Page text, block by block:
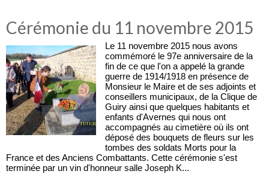
Cérémonie du 11 novembre 2015
Le 11 novembre 2015 nous avons
commémoré le 97e anniversaire de la
fin de ce que l'on a appelé la grande
guerre de 1914/1918 en présence de
Monsieur le Maire et de ses adjoints et
conseillers municipaux, de la Clique de
Guiry ainsi que quelques habitants et
enfants d'Avernes qui nous ont
accompagnés au cimetière où ils ont
déposé des bouquets de fleurs sur les
tombes des soldats Morts pour la
France et des Anciens Combattants. Cette cérémonie s'est
terminée par un vin d'honneur salle Joseph K...